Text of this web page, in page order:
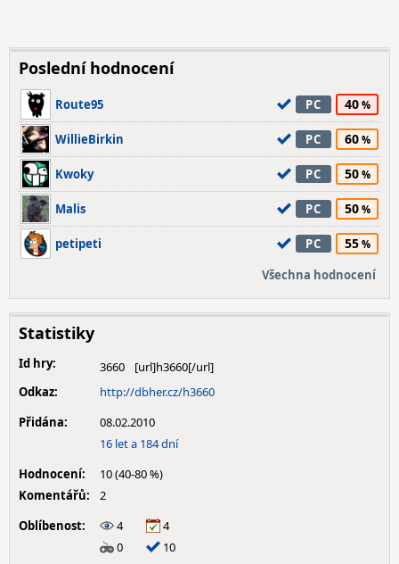
Poslední hodnocení
Route95 PC 40
WillieBirkin PC 60
Kwoky PC 50
Malis PC 50
petipeti PC 55
Všechna hodnocení
Statistiky
Id hry:
3660
Odkaz:
http://dbher.cz/h3660
Přidána:
08.02.2010
16 let a 184 dní
Hodnocení:
10 (40-80 %)
Komentářů:
2
Oblíbenost:
4
4
0
10